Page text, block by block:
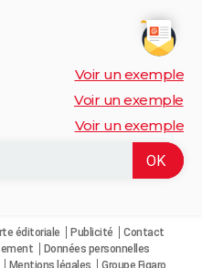
Voir un exemple
Voir un exemple
Voir un exemple
éditoriale Publicité
Contact
Données personnelles
Mentions légales Groupe Figaro